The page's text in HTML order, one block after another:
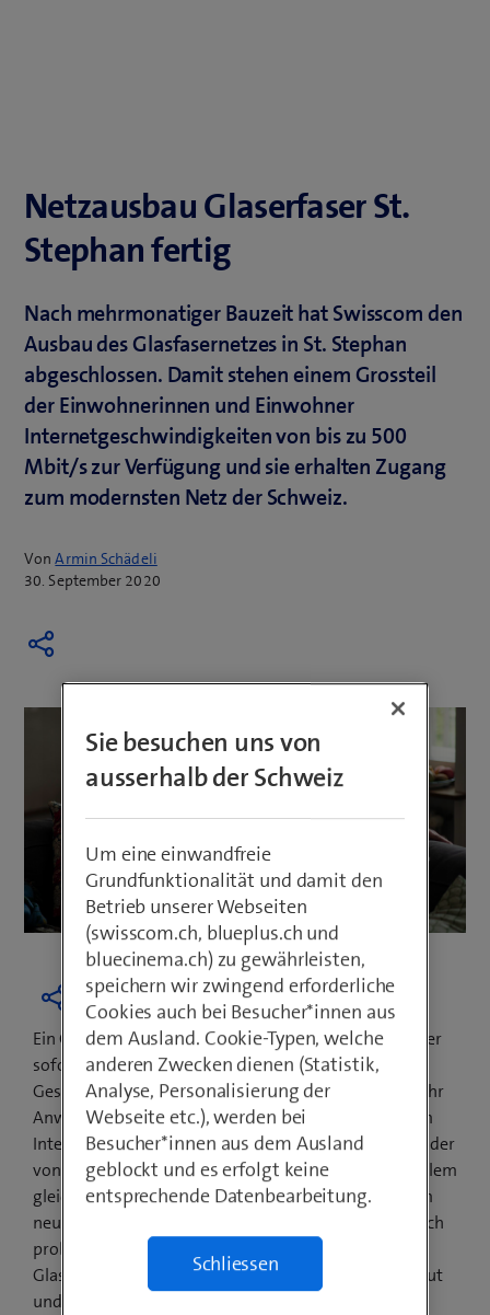
Netzausbau Glaserfaser St.
Stephan fertig
Nach mehrmonatiger Bauzeit hat Swisscom den
Ausbau des Glasfasernetzes in St. Stephan
abgeschlossen. Damit stehen einem Grossteil
der Einwohnerinnen und Einwohner
Internetgeschwindigkeiten von bis zu 500
Mbit/s zur Verfügung und sie erhalten Zugang
zum modernsten Netz der Schweiz.
VonArmin Schädeli
30. September 2020
Ein Grossteil der Bevölkerung von St. Stephan surft per
sofort auf ultraschnellem Internet mit
Geschwindigkeiten von bis zu 500 Mbit/s. Immer mehr
Anwendungen in Schweizer Haushalten sind mit dem
Internet verbunden: TV schauen, Videotelefonieren oder
von zu Hause aus im Firmennetzwerk arbeiten. Vor allem
gleichzeitige Nutzung beansprucht das Netz. Mit dem
neuen Internetspeed sind solche Anwendungen jedoch
problemlos und zeitgleich möglich. Die
Glasfasertechnologien sind zudem modular aufgebaut
und ausbaufähig. Steigt der Bedarf, kann die bereits
Sie besuchen uns von
ausserhalb der Schweiz
Um eine einwandfreie
Grundfunktionalität und damit den
Betrieb unserer Webseiten
(swisscom.ch, blueplus.ch und
bluecinema.ch) zu gewährleisten,
speichern wir zwingend erforderliche
Cookies auch bei Besucher*innen aus
dem Ausland. Cookie-Typen, welche
anderen Zwecken dienen (Statistik,
Analyse, Personalisierung der
Webseite etc.), werden bei
Besucher*innen aus dem Ausland
geblockt und es erfolgt keine
entsprechende Datenbearbeitung.
Schliessen